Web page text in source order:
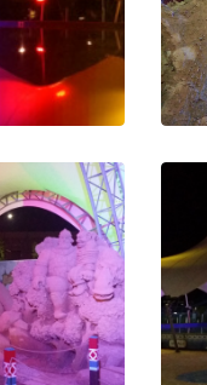
катания,
родителям и
При